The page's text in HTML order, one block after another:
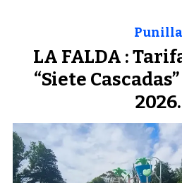
LA FALDA :
“Siete
2026.
Punilla